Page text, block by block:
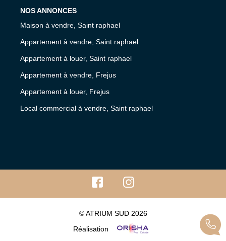
NOS ANNONCES
Maison à vendre, Saint raphael
Appartement à vendre, Saint raphael
Appartement à louer, Saint raphael
Appartement à vendre, Frejus
Appartement à louer, Frejus
Local commercial à vendre, Saint raphael
© ATRIUM SUD 2026
Réalisation